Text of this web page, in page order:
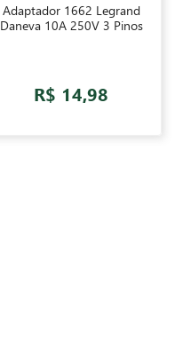
Adaptador 1662 Legrand
Daneva 10A 250V 3 Pinos
R$ 14,98